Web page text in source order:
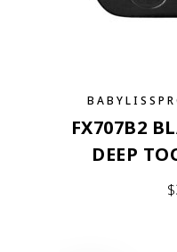
FX707B2
DEEP
$